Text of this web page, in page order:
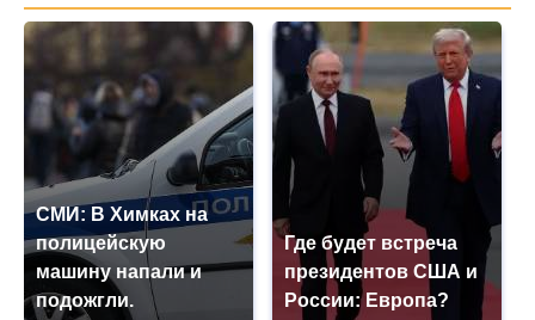
СМИ: В Химках на
полицейскую
машину напали и
подожгли.
Где будет встреча
президентов США и
России: Европа?